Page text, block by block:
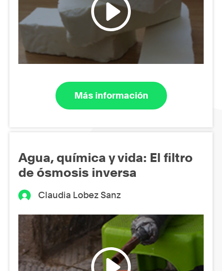
Más información
Agua, química y vida: El filtro
de ósmosis inversa
Claudia Lobez Sanz